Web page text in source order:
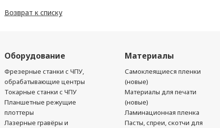
Возврат к списку
Оборудование
Фрезерные станки с ЧПУ,
обрабатывающие центры
Токарные станки с ЧПУ
Планшетные режущие
плоттеры
Лазерные гравёры и
Материалы
Самоклеящиеся пленки
(новые)
Материалы для печати
(новые)
Ламинационная пленка
Пасты, спреи, скотчи для